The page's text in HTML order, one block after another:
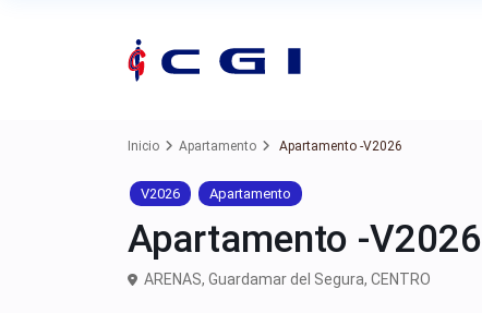
Inicio Apartamento Apartamento -V2026
V2026 Apartamento
Apartamento -V2026
ARENAS, Guardamar del Segura, CENTRO